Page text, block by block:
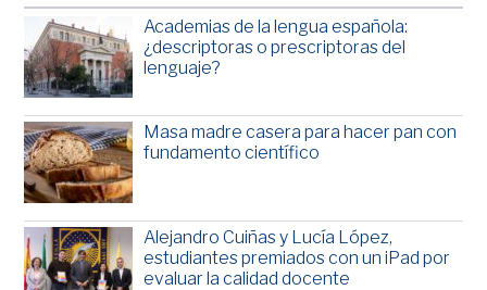
Academias de la lengua española:
¿descriptoras o prescriptoras del
lenguaje?
Masa madre casera para hacer pan con
fundamento científico
Alejandro Cuiñas y Lucía López,
estudiantes premiados con un iPad por
evaluar la calidad docente